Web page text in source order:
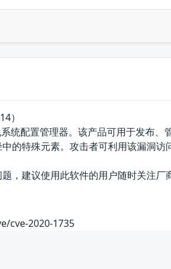
）
统配置管理器。该产品可用于发布
的特殊元素。攻击者可利用该漏洞访
，建议使用此软件的用户随时关注厂
cve-2020-1735